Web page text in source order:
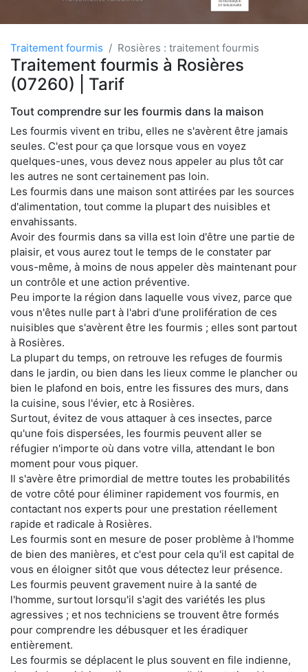
Traitement fourmis Rosières : traitement fourmis
Traitement fourmis à Rosières
(07260) | Tarif
Tout comprendre sur les fourmis dans la maison
Les fourmis vivent en tribu, elles ne s'avèrent être jamais
seules. C'est pour ça que lorsque vous en voyez
quelques-unes, vous devez nous appeler au plus tôt car
les autres ne sont certainement pas loin.
Les fourmis dans une maison sont attirées par les sources
d'alimentation, tout comme la plupart des nuisibles et
envahissants.
Avoir des fourmis dans sa villa est loin d'être une partie de
plaisir, et vous aurez tout le temps de le constater par
vous-même, à moins de nous appeler dès maintenant pour
un contrôle et une action préventive.
Peu importe la région dans laquelle vous vivez, parce que
vous n'êtes nulle part à l'abri d'une prolifération de ces
nuisibles que s'avèrent être les fourmis ; elles sont partout
à Rosières.
La plupart du temps, on retrouve les refuges de fourmis
dans le jardin, ou bien dans les lieux comme le plancher ou
bien le plafond en bois, entre les fissures des murs, dans
la cuisine, sous l'évier, etc à Rosières.
Surtout, évitez de vous attaquer à ces insectes, parce
qu'une fois dispersées, les fourmis peuvent aller se
réfugier n'importe où dans votre villa, attendant le bon
moment pour vous piquer.
Il s'avère être primordial de mettre toutes les probabilités
de votre côté pour éliminer rapidement vos fourmis, en
contactant nos experts pour une prestation réellement
rapide et radicale à Rosières.
Les fourmis sont en mesure de poser problème à l'homme
de bien des manières, et c'est pour cela qu'il est capital de
vous en éloigner sitôt que vous détectez leur présence.
Les fourmis peuvent gravement nuire à la santé de
l'homme, surtout lorsqu'il s'agit des variétés les plus
agressives ; et nos techniciens se trouvent être formés
pour comprendre les débusquer et les éradiquer
entièrement.
Les fourmis se déplacent le plus souvent en file indienne,